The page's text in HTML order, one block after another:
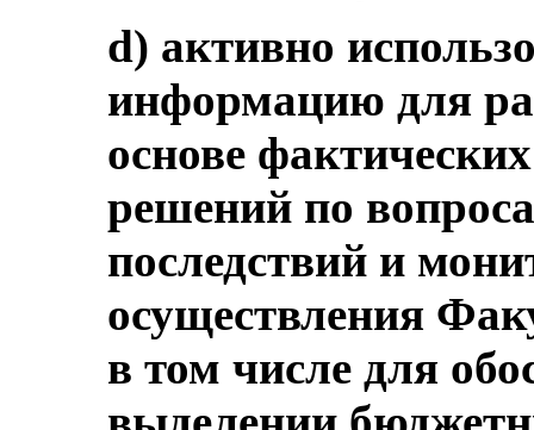
d) активно
информацию для
основе
решений по
последствий и
осуществления
в том числе для